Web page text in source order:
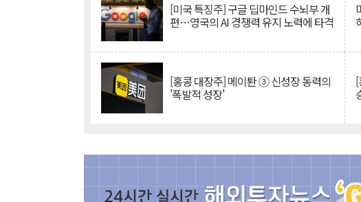
[미국 특징주] 구글 딥마인드 수뇌부 개
편…영국의 AI 경쟁력 유지 노력에 타격
[홍콩 대장주] 메이퇀 ③ 신성장 동력의
'폭발적 성장'
[